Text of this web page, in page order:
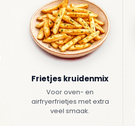
Frietjes kruidenmix
Voor oven- en
airfryerfrietjes met extra
veel smaak.